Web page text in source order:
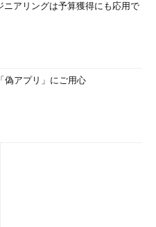
ニアリングは予算獲得にも応用で
偽アプリ」にご用心